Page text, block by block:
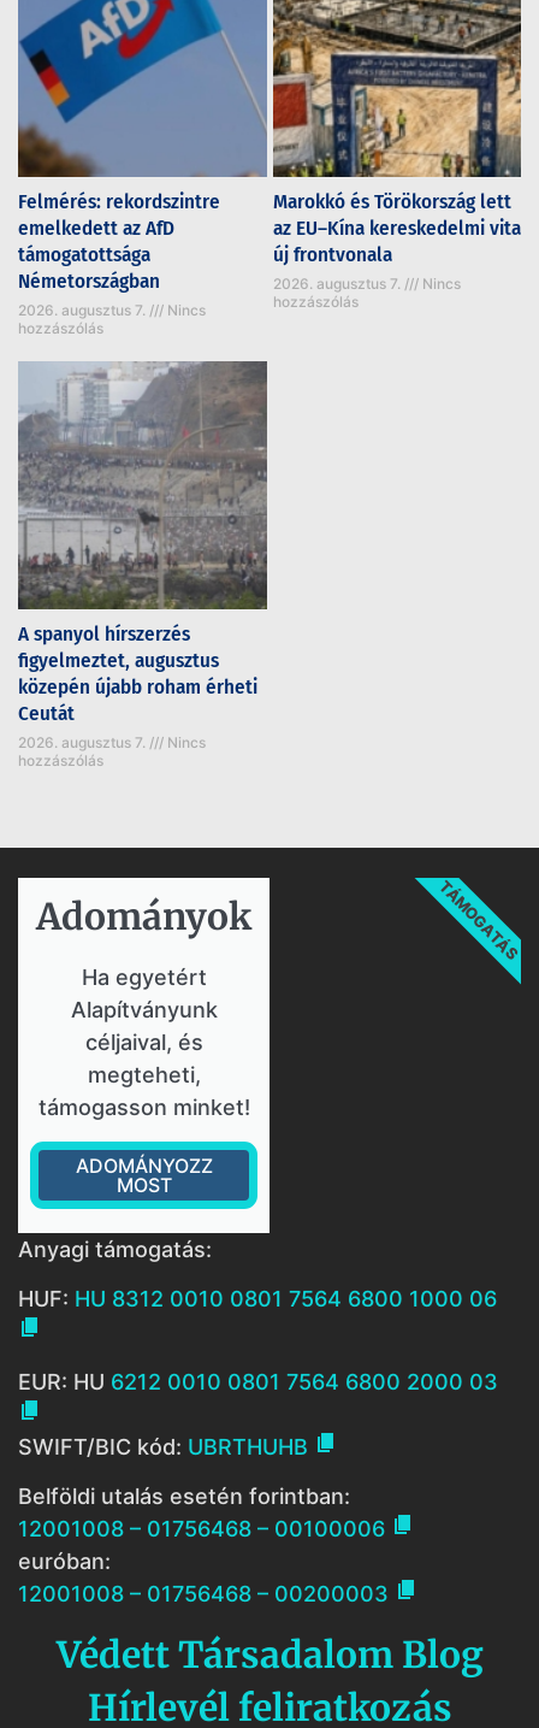
Felmérés: rekordszintre
emelkedett az AfD
támogatottsága
Németországban
2026. augusztus 7.
Nincs
hozzászólás
Marokkó és Törökország lett
az EU–Kína kereskedelmi vita
új frontvonala
2026. augusztus 7.
Nincs
hozzászólás
A spanyol hírszerzés
figyelmeztet, augusztus
közepén újabb roham érheti
Ceutát
2026. augusztus 7.
Nincs
hozzászólás
Adományok​
Ha egyetért
Alapítványunk
céljaival, és
megteheti,
támogasson minket!
ADOMÁNYOZZ
MOST
TÁMOGATÁS
Anyagi támogatás:
HUF: HU 8312 0010 0801 7564 6800 1000 06

EUR: HU 6212 0010 0801 7564 6800 2000 03

SWIFT/BIC kód: UBRTHUHB 
Belföldi utalás esetén forintban:
12001008 – 01756468 – 00100006 
euróban:
12001008 – 01756468 – 00200003 
Védett Társadalom Blog
Hírlevél feliratkozás